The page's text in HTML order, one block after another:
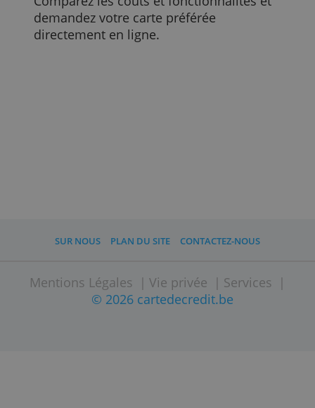
nouvelle norme ne s'applique qu'aux
paiements ponctuels supérieurs à trente
euros. Pour les paiements récurrents,
prépayées ou consultez les cartes de
Comparez les coûts et fonctionnalités et
demandez votre carte préférée